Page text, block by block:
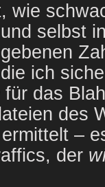
wie
selbst
ich
für das
des
ermittelt –
der